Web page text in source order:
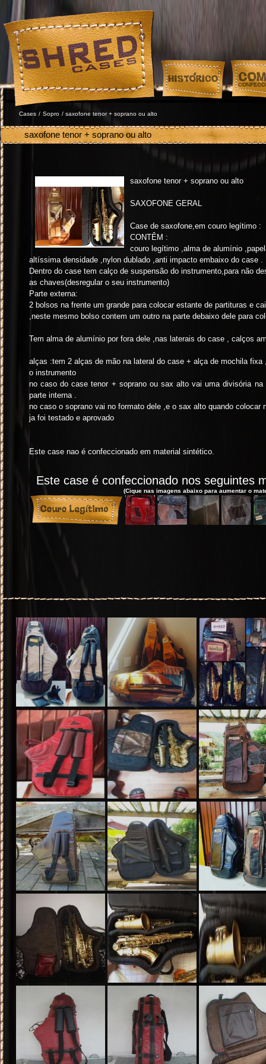
Warning: sizeof():
that implements Countable
/home/shredcases/www/
on line608
Warning: sizeof():
that implements Countable
/home/shredcases/www/
on line608
Cases / Sopro / saxofone tenor + soprano ou alto
saxofone tenor + soprano ou alto
saxofone tenor + soprano ou alto
SAXOFONE GERAL
Case de saxofone,em couro legítimo :
CONTÊM :
couro legítimo ,alma de alumínio
altíssima densidade ,nylon dublado ,anti impacto embaixo do case .
Dentro do case tem calço de suspensão do instrumento,para não
as chaves(desregular o seu instrumento)
Parte externa:
2 bolsos na frente um grande para colocar estante de partituras e
,neste mesmo bolso contem um outro na parte debaixo dele para
Tem alma de alumínio por fora dele ,nas laterais do case , calços
alças :tem 2 alças de mão na lateral do case + alça de mochila fixa
o instrumento
no caso do case tenor + soprano ou sax alto vai uma divisória
parte interna .
no caso o soprano vai no formato dele ,e o sax alto quando colocar
ja foi testado e aprovado
Este case nao é confeccionado em material sintético.
Este case é confeccionado nos seguintes
(Cique nas imagens abaixo para aumentar o